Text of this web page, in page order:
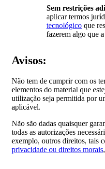
Sem restrições
aplicar termos
tecnológico que
fazerem algo que
Avisos:
Não tem de cumprir com os
elementos do material que
utilização seja permitida por
aplicável.
Não são dadas quaisquer
todas as autorizações
exemplo, outros direitos, tais
privacidade ou direitos morais